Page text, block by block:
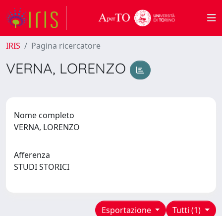
IRIS Pagina ricercatore
VERNA, LORENZO
Nome completo
VERNA, LORENZO
Afferenza
STUDI STORICI
Tutti (1)
Esportazione